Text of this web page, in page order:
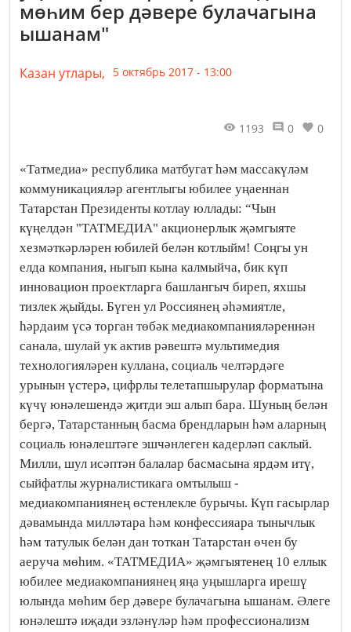
мөһим бер дәвере булачагына
ышанам"
Казан утлары, 5 октябрь 2017 - 13:00
1193 0 0
«Татмедиа» республика матбугат һәм массакүләм
коммуникацияләр агентлыгы юбилее уңаеннан
Татарстан Президенты котлау юллады: “Чын
күңелдән "ТАТМЕДИА" акционерлык җәмгыяте
хезмәткәрләрен юбилей белән котлыйм! Соңгы ун
елда компания, ныгып кына калмыйча, бик күп
инновацион проектларга башлангыч биреп, яхшы
тизлек җыйды. Бүген ул Россиянең әһәмиятле,
һәрдаим үсә торган төбәк медиакомпанияләреннән
санала, шулай ук актив рәвештә мультимедия
технологияләрен куллана, социаль челтәрдәге
урынын үстерә, цифрлы телетапшырулар форматына
күчү юнәлешендә җитди эш алып бара. Шуның белән
бергә, Татарстанның басма брендларын һәм аларның
социаль юнәлештәге эшчәнлеген кадерләп саклый.
Милли, шул исәптән балалар басмасына ярдәм итү,
сыйфатлы журналистикага омтылыш -
медиакомпаниянең өстенлекле бурычы. Күп гасырлар
дәвамында милләтара һәм конфессияара тынычлык
һәм татулык белән дан тоткан Татарстан өчен бу
аеруча мөһим. «ТАТМЕДИА» җәмгыятенең 10 еллык
юбилее медиакомпаниянең яңа уңышларга ирешү
юлында мөһим бер дәвере булачагына ышанам. Әлеге
юнәлештә иҗади эзләнүләр һәм профессионализм